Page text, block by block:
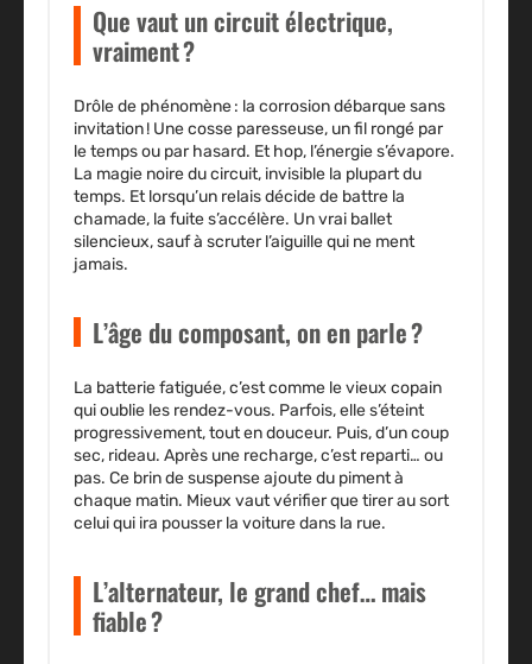
Que vaut un circuit électrique,
vraiment ?
Drôle de phénomène : la corrosion débarque sans
invitation ! Une cosse paresseuse, un fil rongé par
le temps ou par hasard. Et hop, l’énergie s’évapore.
La magie noire du circuit, invisible la plupart du
temps. Et lorsqu’un relais décide de battre la
chamade, la fuite s’accélère. Un vrai ballet
silencieux, sauf à scruter l’aiguille qui ne ment
jamais.
L’âge du composant, on en parle ?
La batterie fatiguée, c’est comme le vieux copain
qui oublie les rendez-vous. Parfois, elle s’éteint
progressivement, tout en douceur. Puis, d’un coup
sec, rideau. Après une recharge, c’est reparti… ou
pas. Ce brin de suspense ajoute du piment à
chaque matin. Mieux vaut vérifier que tirer au sort
celui qui ira pousser la voiture dans la rue.
L’alternateur, le grand chef… mais
fiable ?